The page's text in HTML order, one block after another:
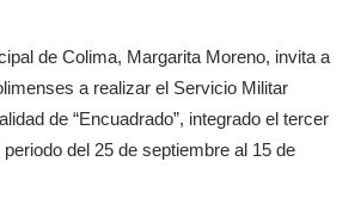
de Colima, Margarita Moreno, invita a
a realizar el Servicio Militar
de “Encuadrado”, integrado el tercer
del 25 de septiembre al 15 de